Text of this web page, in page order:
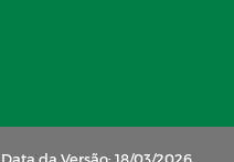
Data da Versão: 18/03/2026